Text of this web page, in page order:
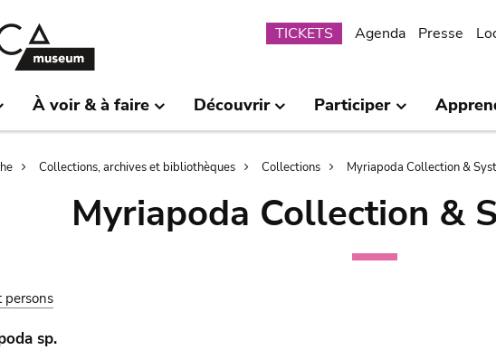
Submenu
TICKETS Agenda Presse
À voir & à faire Découvrir Participer
Collections, archives et bibliothèques Collections Myriapoda Collection &
Myriapoda Collection &
persons
sp.